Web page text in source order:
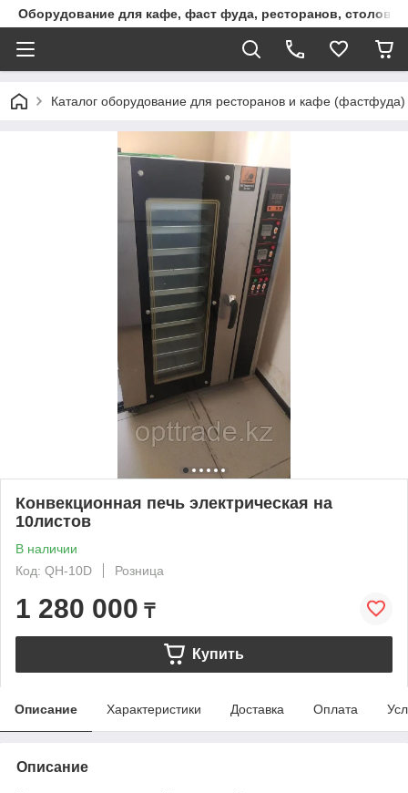
Оборудование для кафе, фаст фуда, ресторанов,
Каталог оборудование для ресторанов и кафе (фастфуда)
Конвекционная печь электрическая на
10листов
В наличии
Код: QH-10D
Розница
1 280 000 ₸
Купить
Описание Характеристики Доставка Оплата
Описание